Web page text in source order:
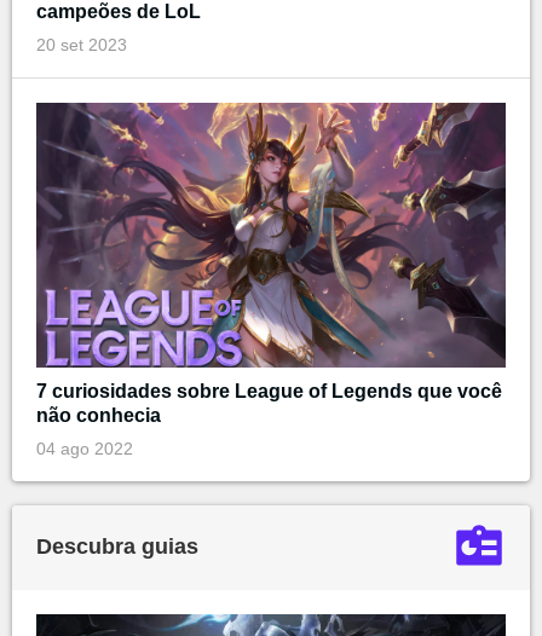
campeões de LoL
20 set 2023
7 curiosidades sobre League of Legends que você
não conhecia
04 ago 2022
Descubra guias